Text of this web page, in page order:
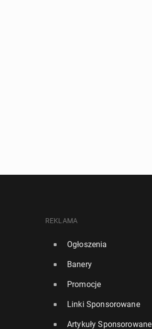
REKLAMA
Ogłoszenia
Banery
Promocje
Linki Sponsorowane
Artykuły Sponsorowane